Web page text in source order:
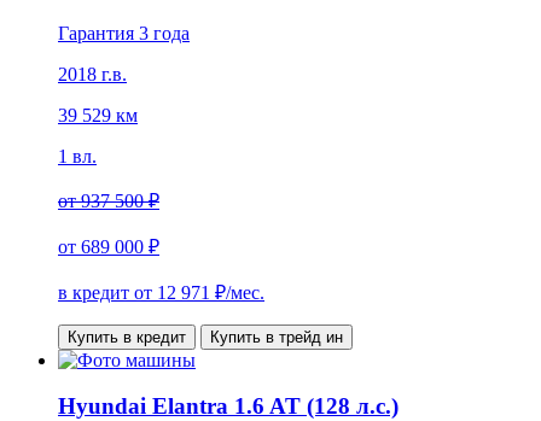
Гарантия 3 года
2018 г.в.
39 529 км
1 вл.
от937 500 ₽
от 689 000 ₽
в кредит от 12 971 ₽/мес.
Купить в кредит Купить в трейд ин
Hyundai Elantra 1.6 AT (128 л.с.)